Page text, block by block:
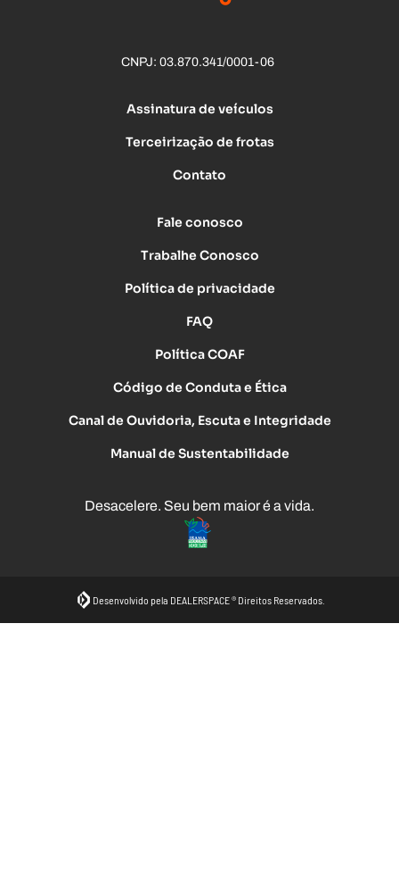
CNPJ: 03.870.341/0001-06
Assinatura de veículos
Terceirização de frotas
Contato
Fale conosco
Trabalhe Conosco
Política de privacidade
FAQ
Política COAF
Código de Conduta e Ética
Canal de Ouvidoria, Escuta e Integridade
Manual de Sustentabilidade
Desacelere. Seu bem maior é a vida.
Desenvolvido pela DEALERSPACE ® Direitos Reservados.